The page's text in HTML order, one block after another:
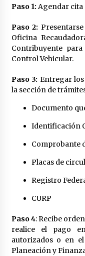
Paso 1: Agendar cita
Paso 2:
Oficina
Contribuyente
Control Vehicular.
Paso 3: Entregar
la sección de
Documento
Identificación
Comprobante
Placas de
Registro
CURP
Paso 4: Recibe
realice el pago
autorizados o en
Planeación y